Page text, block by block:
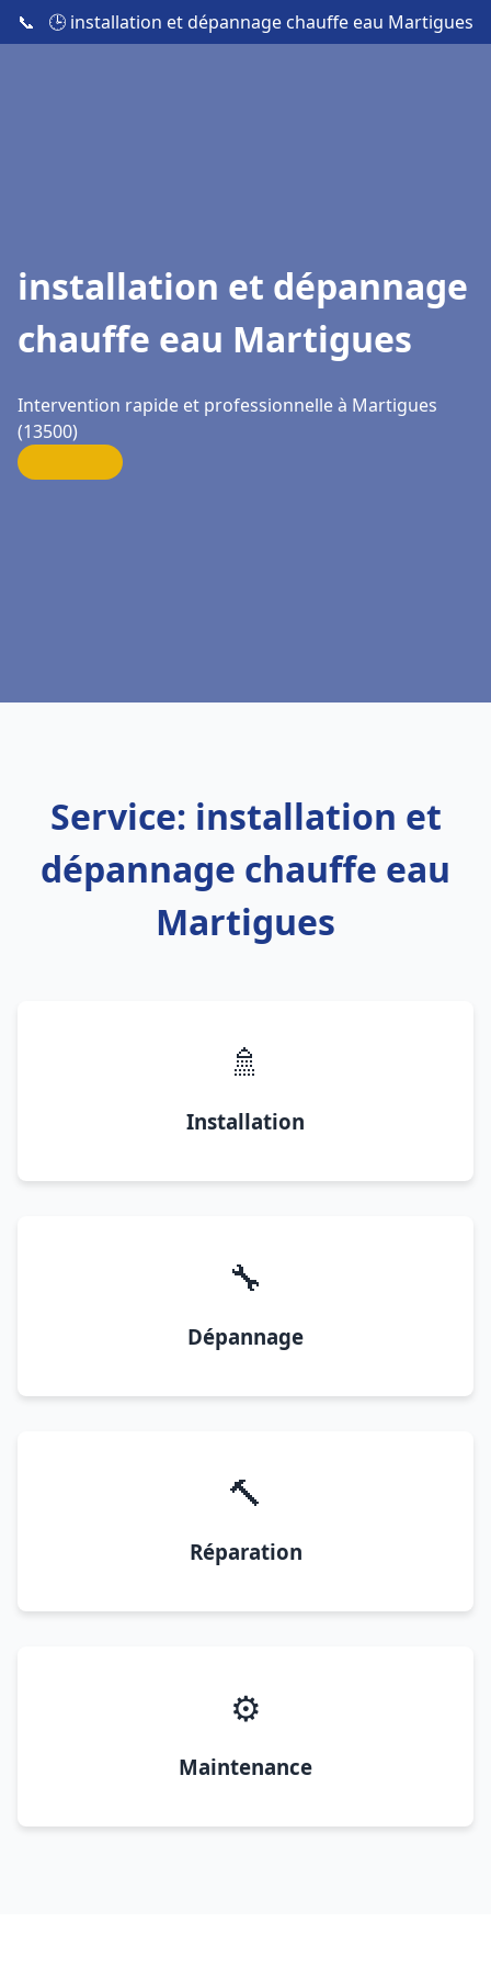
📞 🕒 installation et dépannage chauffe eau Martigues
installation et dépannage
chauffe eau Martigues
Intervention rapide et professionnelle à Martigues
(13500)
Service: installation et
dépannage chauffe eau
Martigues
🚿
Installation
🔧
Dépannage
🔨
Réparation
⚙️
Maintenance